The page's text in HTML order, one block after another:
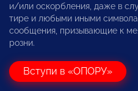
и/или оскорбления, даже в
тире и любыми иными
сообщения, призывающие к
розни.
Вступи в «ОПОРУ»